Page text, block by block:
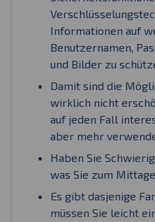
Informationen auf
Benutzernamen,
und Bilder zu
Damit sind die
wirklich nicht
auf jeden Fall
aber mehr
Haben Sie
was Sie zum
Es gibt dasjenige
müssen Sie leicht